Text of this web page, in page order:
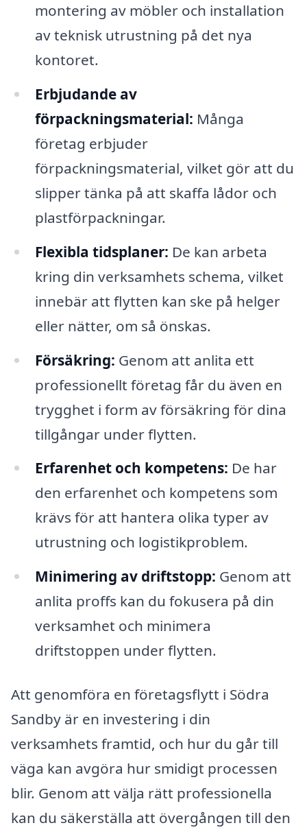
montering av möbler och installation
av teknisk utrustning på det nya
kontoret.
Erbjudande av
förpackningsmaterial: Många
företag erbjuder
förpackningsmaterial, vilket gör att du
slipper tänka på att skaffa lådor och
plastförpackningar.
Flexibla tidsplaner: De kan arbeta
kring din verksamhets schema, vilket
innebär att flytten kan ske på helger
eller nätter, om så önskas.
Försäkring: Genom att anlita ett
professionellt företag får du även en
trygghet i form av försäkring för dina
tillgångar under flytten.
Erfarenhet och kompetens: De har
den erfarenhet och kompetens som
krävs för att hantera olika typer av
utrustning och logistikproblem.
Minimering av driftstopp: Genom att
anlita proffs kan du fokusera på din
verksamhet och minimera
driftstoppen under flytten.
Att genomföra en företagsflytt i Södra
Sandby är en investering i din
verksamhets framtid, och hur du går till
väga kan avgöra hur smidigt processen
blir. Genom att välja rätt professionella
kan du säkerställa att övergången till den